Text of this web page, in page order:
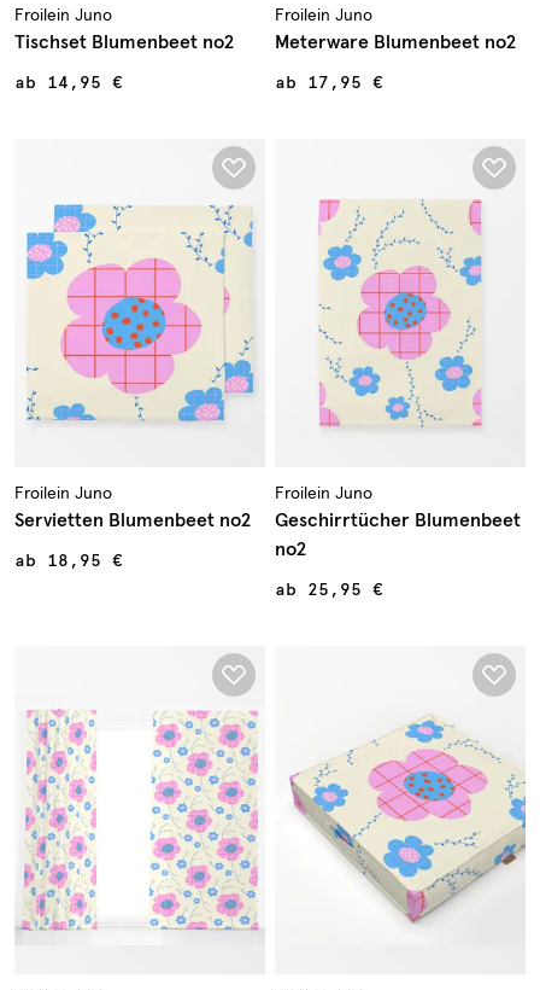
Froilein Juno
Tischset Blumenbeet no2
ab 14,95 €
Froilein Juno
Meterware Blumenbeet no2
ab 17,95 €
Froilein Juno
Servietten Blumenbeet no2
ab 18,95 €
Froilein Juno
Geschirrtücher Blumenbeet
no2
ab 25,95 €